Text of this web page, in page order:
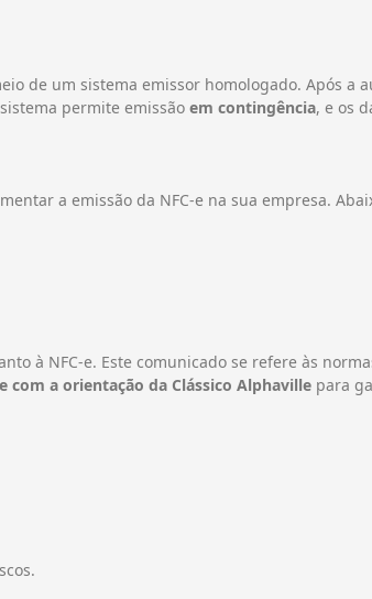
de um sistema emissor homologado. Após a
permite emissão em contingência, e os
a emissão da NFC-e na sua empresa.
à NFC-e. Este comunicado se refere às
com a orientação da Clássico Alphaville para